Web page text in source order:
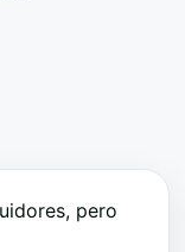
pero